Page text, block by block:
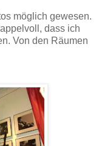
möglich gewesen.
dass ich
Von den Räumen